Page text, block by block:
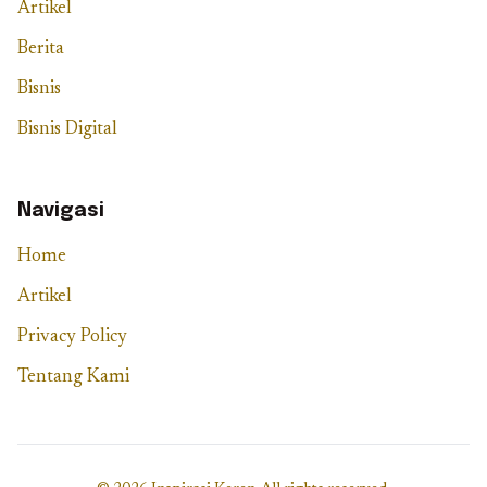
Artikel
Berita
Bisnis
Bisnis Digital
Navigasi
Home
Artikel
Privacy Policy
Tentang Kami